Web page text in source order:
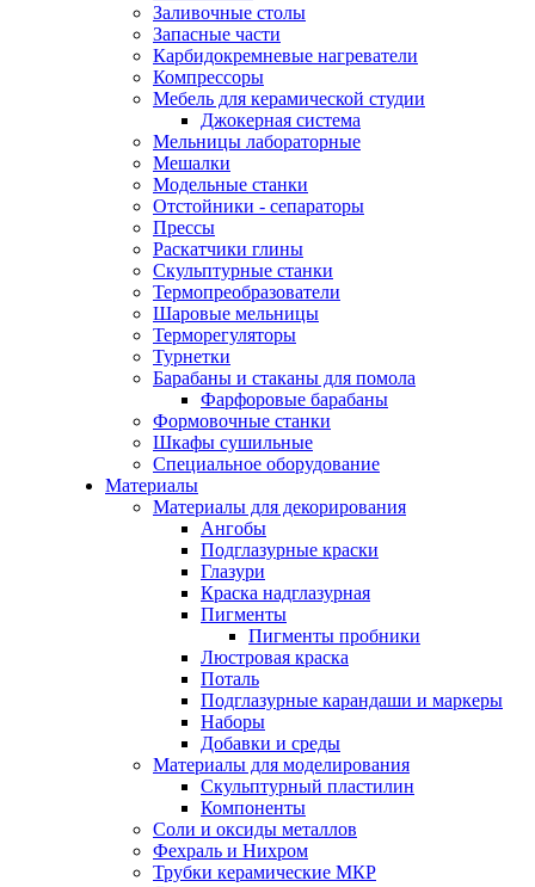
Заливочные столы
Запасные части
Карбидокремневые нагреватели
Компрессоры
Мебель для керамической студии
Джокерная система
Мельницы лабораторные
Мешалки
Модельные станки
Отстойники - сепараторы
Прессы
Раскатчики глины
Скульптурные станки
Термопреобразователи
Шаровые мельницы
Терморегуляторы
Турнетки
Барабаны и стаканы для помола
Фарфоровые барабаны
Формовочные станки
Шкафы сушильные
Специальное оборудование
Материалы
Материалы для декорирования
Ангобы
Подглазурные краски
Глазури
Краска надглазурная
Пигменты
Пигменты пробники
Люстровая краска
Поталь
Подглазурные карандаши и маркеры
Наборы
Добавки и среды
Материалы для моделирования
Скульптурный пластилин
Компоненты
Соли и оксиды металлов
Фехраль и Нихром
Трубки керамические МКР